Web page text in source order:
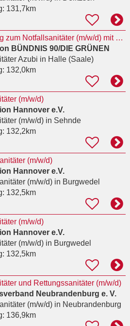
131,7km
Ausbildung zum Notfallsanitäter (m/w/d) mit anschließender beamtenrechtlicher Laufbahnausbildung
BÜNDNIS 90/DIE GRÜNEN
Azubi in Halle (Saale)
132,0km
(m/w/d)
Hannover e.V.
(m/w/d)in Sehnde
132,2km
(m/w/d)
Hannover e.V.
(m/w/d)in Burgwedel
132,5km
(m/w/d)
Hannover e.V.
(m/w/d)in Burgwedel
132,5km
und Rettungssanitäter (m/w/d)
Neubrandenburg e. V.
(m/w/d)in Neubrandenburg
136,9km